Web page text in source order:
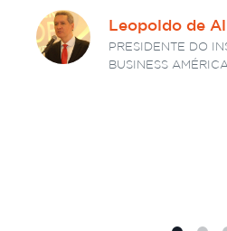
Leopoldo de
PRESIDENTE DO
BUSINESS AMÉRICA.